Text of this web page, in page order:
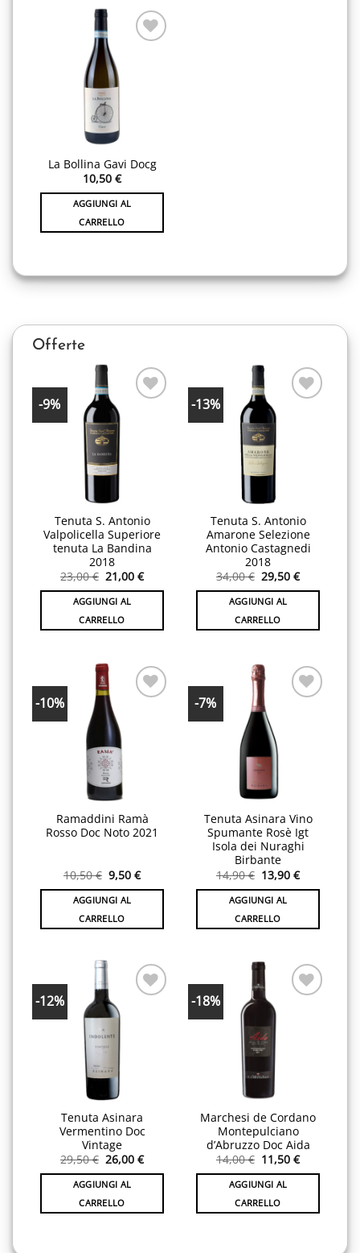
alla lista
desideri
La Bollina Gavi Docg
10,50 €
AGGIUNGI AL
CARRELLO
Offerte
-9%
Aggiungi
alla lista
desideri
Tenuta S. Antonio
Valpolicella Superiore
tenuta La Bandina
2018
23,00€ Il
prezzo
originale
era:
23,00 €.
21,00€Il
attuale
AGGIUNGI AL
CARRELLO
-13%
Aggiungi
desideri
Tenuta S. Antonio
Amarone Selezione
Antonio Castagnedi
2018
34,00€ Il
prezzo
originale
era:
34,00 €.
29,50€Il
attuale
AGGIUNGI AL
CARRELLO
-10%
alla lista
desideri
Ramaddini Ramà
Rosso Doc Noto 2021
10,50€ Il
prezzo
originale
era:
10,50 €.
9,50€Il
prezzo
attuale
AGGIUNGI AL
CARRELLO
-7%
desideri
Tenuta Asinara Vino
Spumante Rosè Igt
Isola dei Nuraghi
Birbante
14,90€ Il
prezzo
originale
era:
14,90 €.
13,90€Il
prezzo
attuale
AGGIUNGI AL
CARRELLO
-12%
Aggiungi
Tenuta Asinara
Vermentino Doc
Vintage
29,50€ Il
prezzo
originale
era:
29,50 €.
26,00€Il
attuale
AGGIUNGI AL
CARRELLO
-18%
Aggiungi
alla lista
desideri
Marchesi de Cordano
Montepulciano
d’Abruzzo Doc Aida
14,00€ Il
prezzo
originale
era:
14,00 €.
11,50€Il
attuale
AGGIUNGI AL
CARRELLO